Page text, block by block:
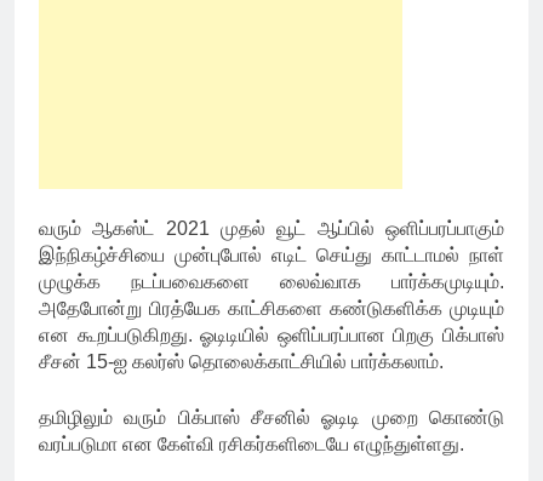
வரும் ஆகஸ்ட் 2021 முதல் வூட் ஆப்பில் ஒளிப்பரப்பாகும்
இந்நிகழ்ச்சியை முன்புபோல் எடிட் செய்து காட்டாமல் நாள்
முழுக்க நடப்பவைகளை லைவ்வாக பார்க்கமுடியும்.
அதேபோன்று பிரத்யேக காட்சிகளை கண்டுகளிக்க முடியும்
என கூறப்படுகிறது. ஓடிடியில் ஒளிப்பரப்பான பிறகு பிக்பாஸ்
சீசன் 15-ஐ கலர்ஸ் தொலைக்காட்சியில் பார்க்கலாம்.
தமிழிலும் வரும் பிக்பாஸ் சீசனில் ஓடிடி முறை கொண்டு
வரப்படுமா என கேள்வி ரசிகர்களிடையே எழுந்துள்ளது.